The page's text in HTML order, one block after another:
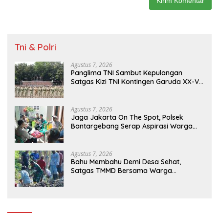
Tni & Polri
Agustus 7, 2026
Panglima TNI Sambut Kepulangan
Satgas Kizi TNI Kontingen Garuda XX-V
Agustus 7, 2026
Jaga Jakarta On The Spot, Polsek
Bantargebang Serap Aspirasi Warga
Agustus 7, 2026
Bahu Membahu Demi Desa Sehat,
Satgas TMMD Bersama Warga